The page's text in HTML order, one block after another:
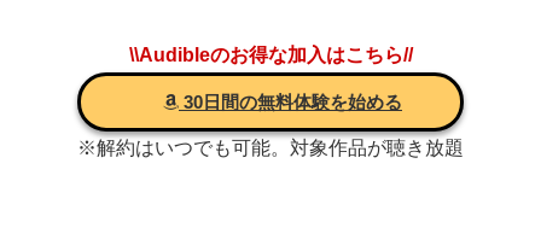
\\Audibleのお得な加入はこちら//
30日間の無料体験を始める
※解約はいつでも可能。対象作品が聴き放題